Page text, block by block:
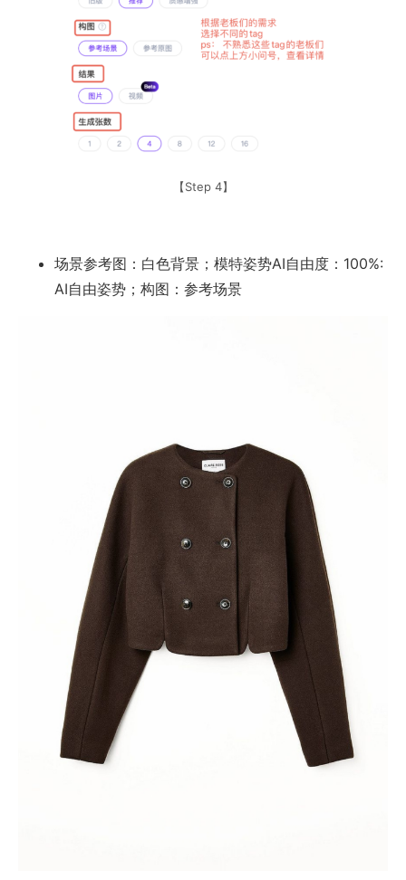
【Step 4】
场景参考图：白色背景；模特姿势AI自由度：100%:
AI自由姿势；构图：参考场景